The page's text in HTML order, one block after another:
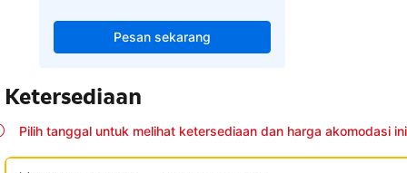
Pesan sekarang
Ketersediaan
Pilih tanggal untuk melihat ketersediaan dan harga akomodasi ini